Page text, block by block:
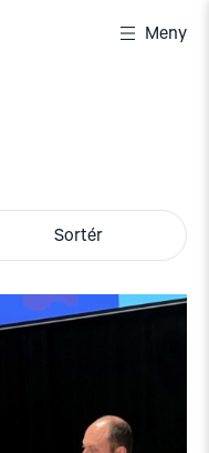
Meny
Sortér